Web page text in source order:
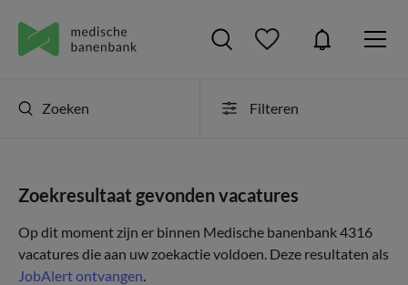
Zoeken Filteren
Zoekresultaat gevonden vacatures
Op dit moment zijn er binnen Medische banenbank 4316
vacatures die aan uw zoekactie voldoen. Deze resultaten als
JobAlert ontvangen.